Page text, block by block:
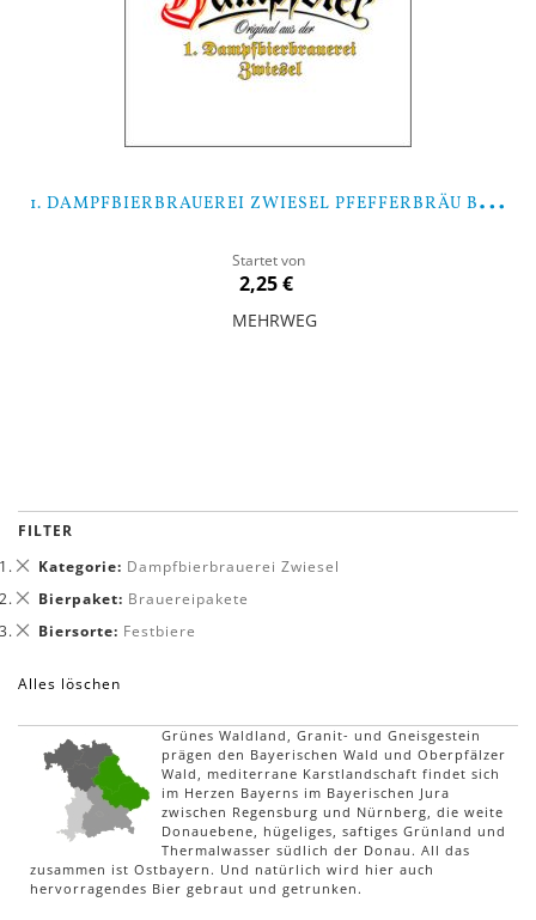
1
. DAMPFBIERBRAUEREI ZWIESEL PFEFFERBRÄU BIER-MIXPAKET
Startet von
2,25 €
MEHRWEG
FILTER
Kategorie Dampfbierbrauerei Zwiesel
Dies
Bierpaket Brauereipakete
Dies
Biersorte Festbiere
Dies
Alles löschen
Grünes Waldland, Granit- und Gneisgestein
prägen den Bayerischen Wald und Oberpfälzer
Wald, mediterrane Karstlandschaft findet sich
im Herzen Bayerns im Bayerischen Jura
zwischen Regensburg und Nürnberg, die weite
Donauebene, hügeliges, saftiges Grünland und
Thermalwasser südlich der Donau. All das
zusammen ist Ostbayern. Und natürlich wird hier auch
hervorragendes Bier gebraut und getrunken.